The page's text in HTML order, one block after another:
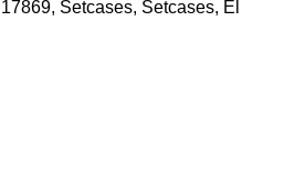
Setcases, Setcases, El